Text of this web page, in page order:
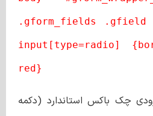
.gform_fields
input[type=radio]
red}
چک باکس استاندارد (دکمه